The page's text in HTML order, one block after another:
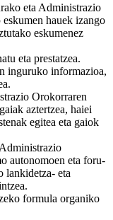
eta Administrazio
hauek izango
eskumenez
eta prestatzea.
inguruko informazioa,
Orokorraren
aztertzea, haiei
egitea eta gaiok
autonomoen eta foru-
lankidetza- eta
formula organiko